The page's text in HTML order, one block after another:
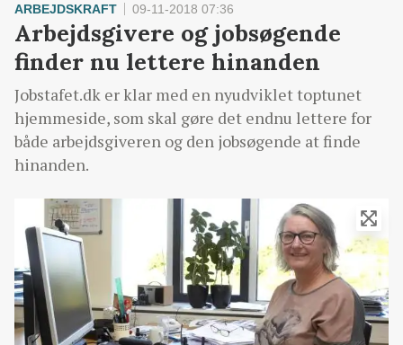
ARBEJDSKRAFT 09-11-2018 07:36
Arbejdsgivere og jobsøgende
finder nu lettere hinanden
Jobstafet.dk er klar med en nyudviklet toptunet
hjemmeside, som skal gøre det endnu lettere for
både arbejdsgiveren og den jobsøgende at finde
hinanden.